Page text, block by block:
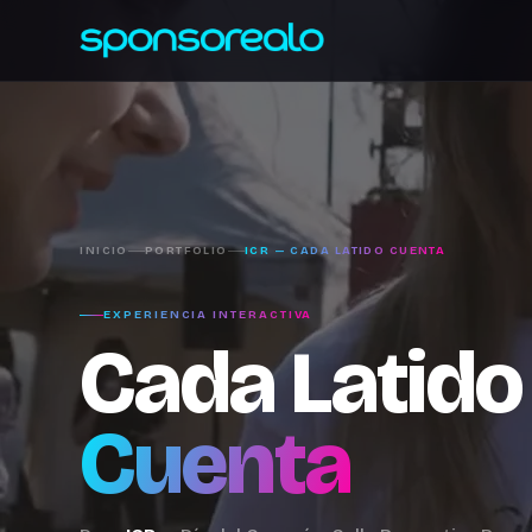
INICIO PORTFOLIO ICR — CADA LATIDO CUENTA
EXPERIENCIA INTERACTIVA
Cada Latido
Cuenta